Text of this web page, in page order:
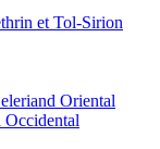
et Tol-Sirion
Oriental
Occidental